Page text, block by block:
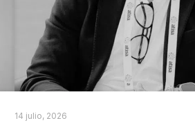
14 julio, 2026